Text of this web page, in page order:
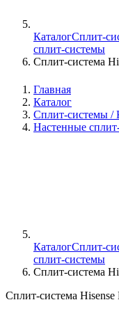
КаталогСплит-
сплит-системы
Сплит-система
Главная
Каталог
Сплит-системы /
Настенные
КаталогСплит-
сплит-системы
Сплит-система
Сплит-система